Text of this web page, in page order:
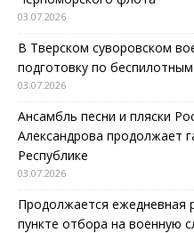
03.07.2026
В Тверском суворовском
подготовку по
03.07.2026
Ансамбль песни и пляски
Александрова продолжает
Республике
03.07.2026
Продолжается ежедневная
пункте отбора на военную